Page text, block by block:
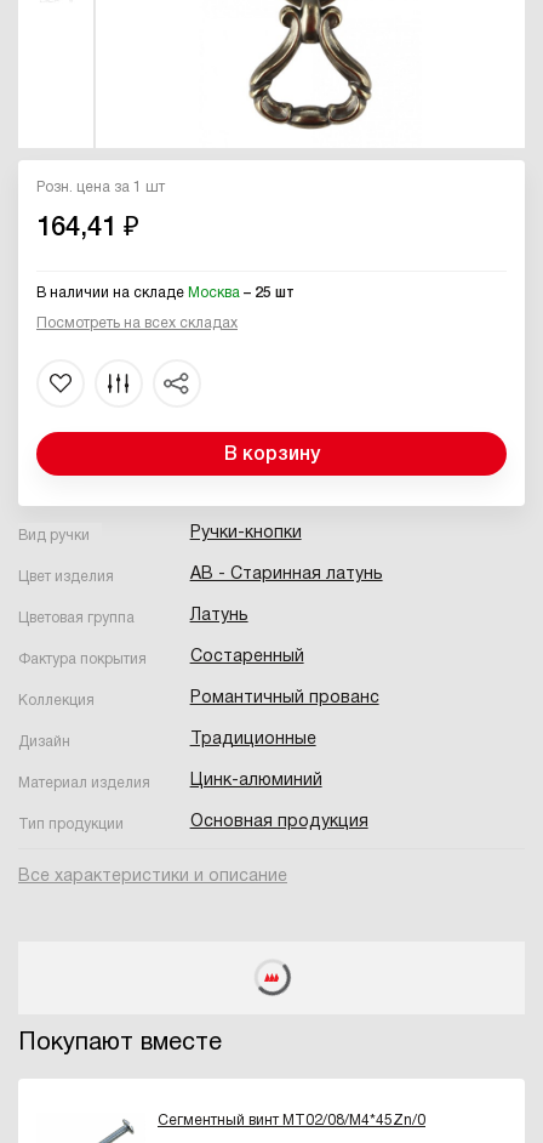
Вид ручки Ручки-кнопки
Цвет изделия AB - Старинная латунь
Цветовая группа Латунь
Фактура покрытия Состаренный
Коллекция Романтичный прованс
Дизайн Традиционные
Материал изделия Цинк-алюминий
Тип продукции Основная продукция
Все характеристики и описание
Розн. цена за 1 шт
164,41 ₽
В наличии на складе Москва – 25 шт
Посмотреть на всех складах
В корзину
Покупают вместе
Сегментный винт MT02/08/M4*45Zn/0